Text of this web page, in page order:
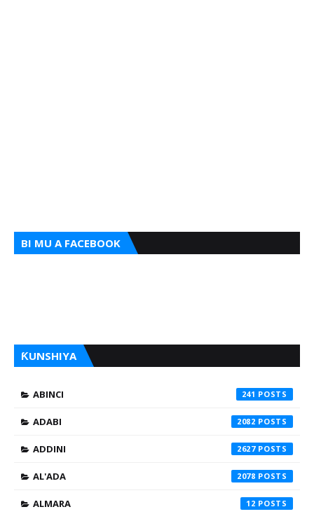
BI MU A FACEBOOK
ƘUNSHIYA
ABINCI 241
ADABI 2082
ADDINI 2627
AL'ADA 2078
ALMARA 12